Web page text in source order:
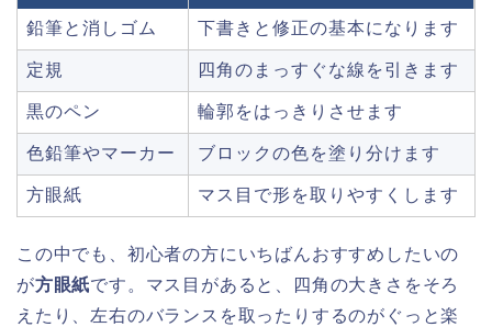
鉛筆と消しゴム 下書きと修正の基本になります
定規 四角のまっすぐな線を引きます
黒のペン 輪郭をはっきりさせます
色鉛筆やマーカー ブロックの色を塗り分けます
方眼紙 マス目で形を取りやすくします
この中でも、初心者の方にいちばんおすすめしたいの
が方眼紙です。マス目があると、四角の大きさをそろ
えたり、左右のバランスを取ったりするのがぐっと楽